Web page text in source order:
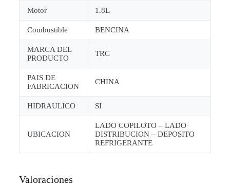
Motor 1.8L
Combustible BENCINA
MARCA DEL
PRODUCTO
TRC
PAIS DE
FABRICACION
CHINA
HIDRAULICO SI
UBICACION
LADO COPILOTO – LADO
DISTRIBUCION – DEPOSITO
REFRIGERANTE
Valoraciones